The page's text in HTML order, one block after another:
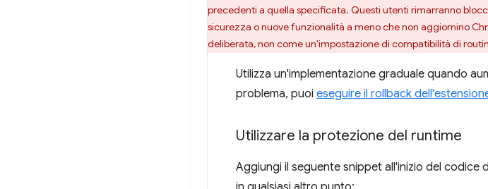
precedenti a quella specificata. Questi utenti rimarranno
sicurezza o nuove funzionalità a meno che non aggiornino
deliberata, non come un'impostazione di compatibilità di
Utilizza un'implementazione graduale quando
problema, puoi eseguire il rollback
Utilizzare la protezione del runtime
Aggiungi il seguente snippet all'inizio del codice